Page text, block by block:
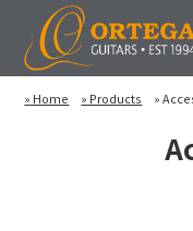
» Home » Products »